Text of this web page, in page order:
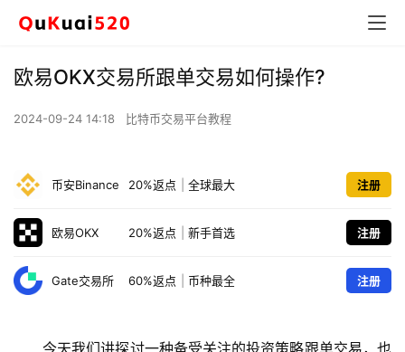
欧易OKX交易所跟单交易如何操作?
2024-09-24 14:18 比特币交易平台教程
币安Binance 20%返点 全球最大 注册
欧易OKX 20%返点 新手首选 注册
Gate交易所 60%返点 币种最全 注册
今天我们讲探讨一种备受关注的投资策略跟单交易，也